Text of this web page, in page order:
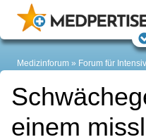
Medizinforum Forum für
einem